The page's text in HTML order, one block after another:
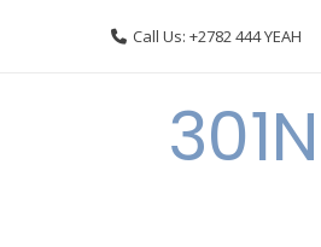
Call Us: +2782 444 YEAH